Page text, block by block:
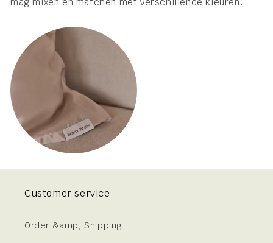
Customer service
Order &amp; Shipping